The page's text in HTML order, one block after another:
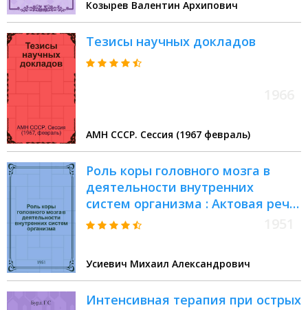
Козырев Валентин Архипович
Тезисы научных докладов
АМН СССР. Сессия (1967 февраль)
Роль коры головного мозга в
деятельности внутренних
систем организма : Актовая речь
11 окт. 1951 г
Усиевич Михаил Александрович
Интенсивная терапия при острых